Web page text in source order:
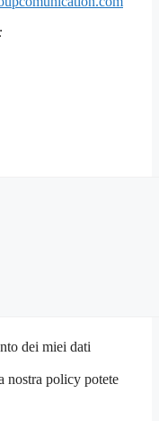
dei miei dati
nostra policy potete